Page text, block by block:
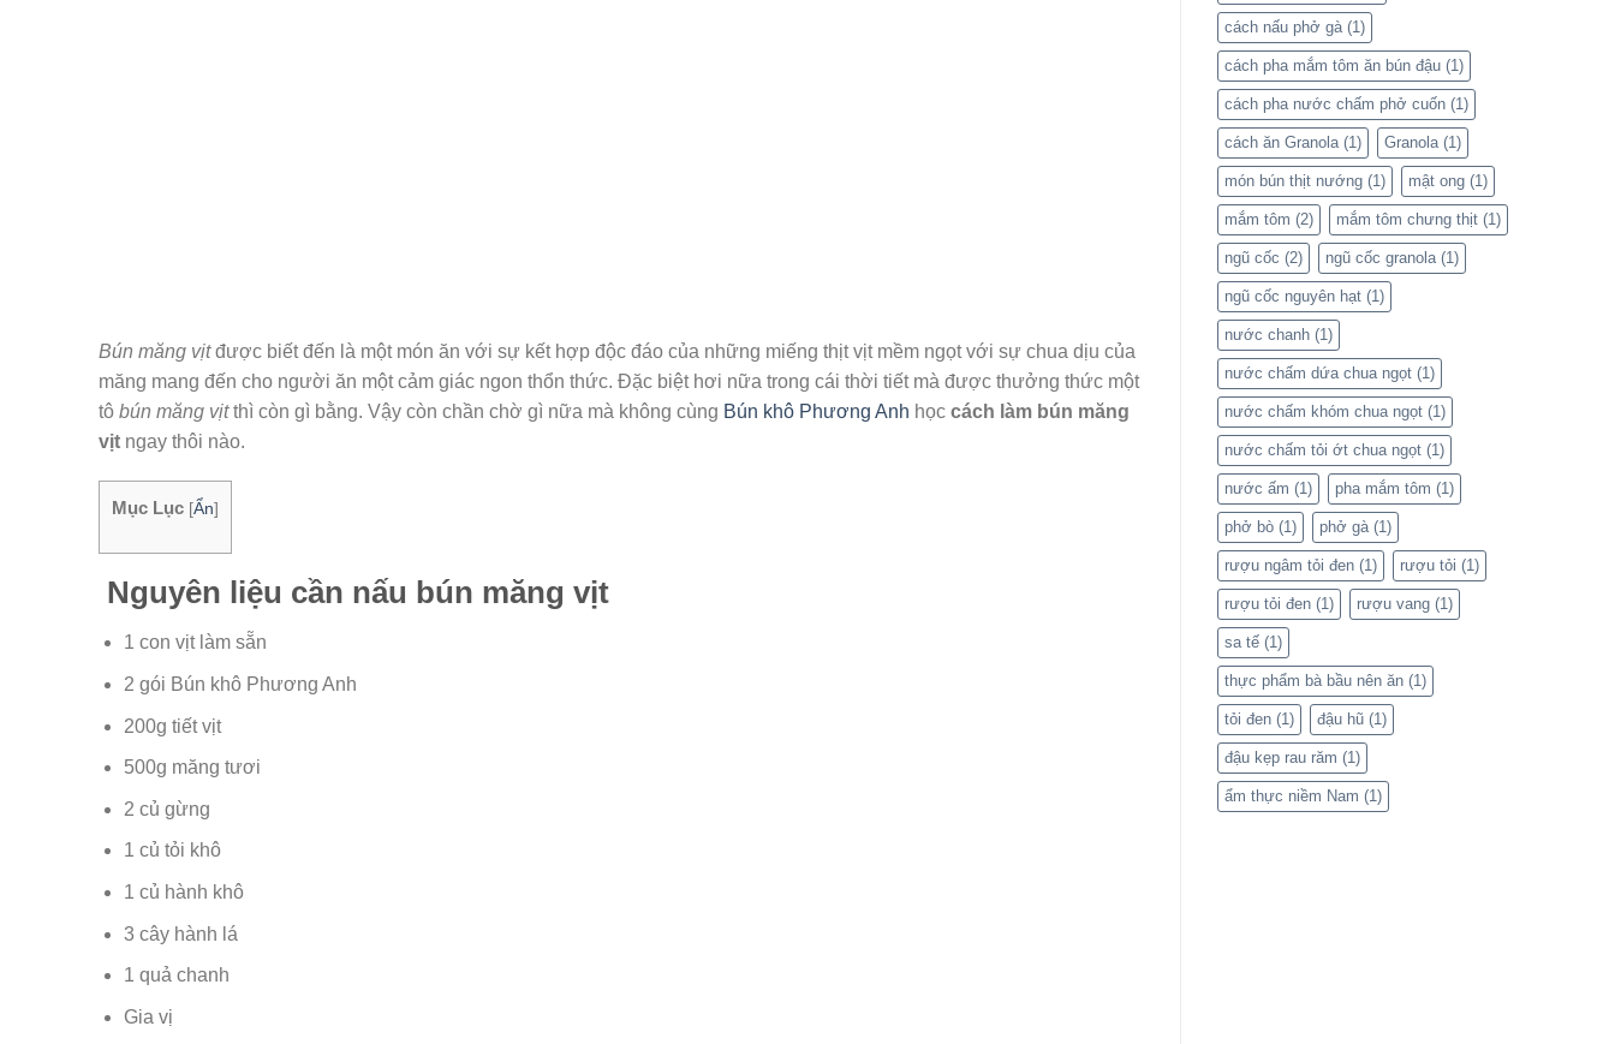
Bún măng vịtđược biết đến là một món ăn với sự kết hợp độc đáo của những miếng thịt vịt mềm ngọt với sự chua dịu của
măng mang đến cho người ăn một cảm giác ngon thổn thức. Đặc biệt hơi nữa trong cái thời tiết mà được thưởng thức một
tô bún măng vịtthì còn gì bằng. Vậy còn chần chờ gì nữa mà không cùng Bún khô Phương Anh học cách làm bún măng
vịt ngay thôi nào.
Mục Lục [Ẩn]
Nguyên liệu cần nấu bún măng vịt
1 con vịt làm sẵn
2 gói Bún khô Phương Anh
200g tiết vịt
500g măng tươi
2 củ gừng
1 củ tỏi khô
1 củ hành khô
3 cây hành lá
1 quả chanh
Gia vị
cách nấu phở gà(1)
cách pha mắm tôm ăn bún đậu (1)
cách pha nước chấm phở cuốn (1)
cách ăn Granola(1) Granola(1)
món bún thịt nướng (1) mật ong (1)
mắm tôm (2) mắm tôm chưng thịt (1)
ngũ cốc (2) ngũ cốc granola(1)
ngũ cốc nguyên hạt (1)
nước chanh (1)
nước chấm dứa chua ngọt (1)
nước chấm khóm chua ngọt (1)
nước chấm tỏi ớt chua ngọt (1)
nước ấm (1) pha mắm tôm (1)
phở bò (1) phở gà(1)
rượu ngâm tỏi đen (1) rượu tỏi (1)
rượu tỏi đen (1) rượu vang (1)
sa tế (1)
thực phẩm bà bầu nên ăn (1)
tỏi đen (1) đậu hũ (1)
đậu kẹp rau răm (1)
ẩm thực niềm Nam (1)